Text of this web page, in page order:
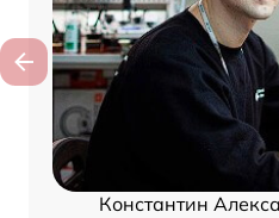
Константин